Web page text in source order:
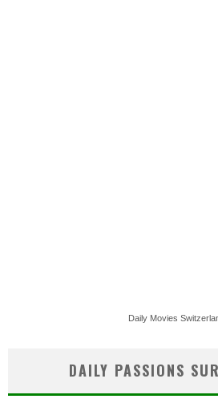
Daily Movies
DAILY PASSIONS